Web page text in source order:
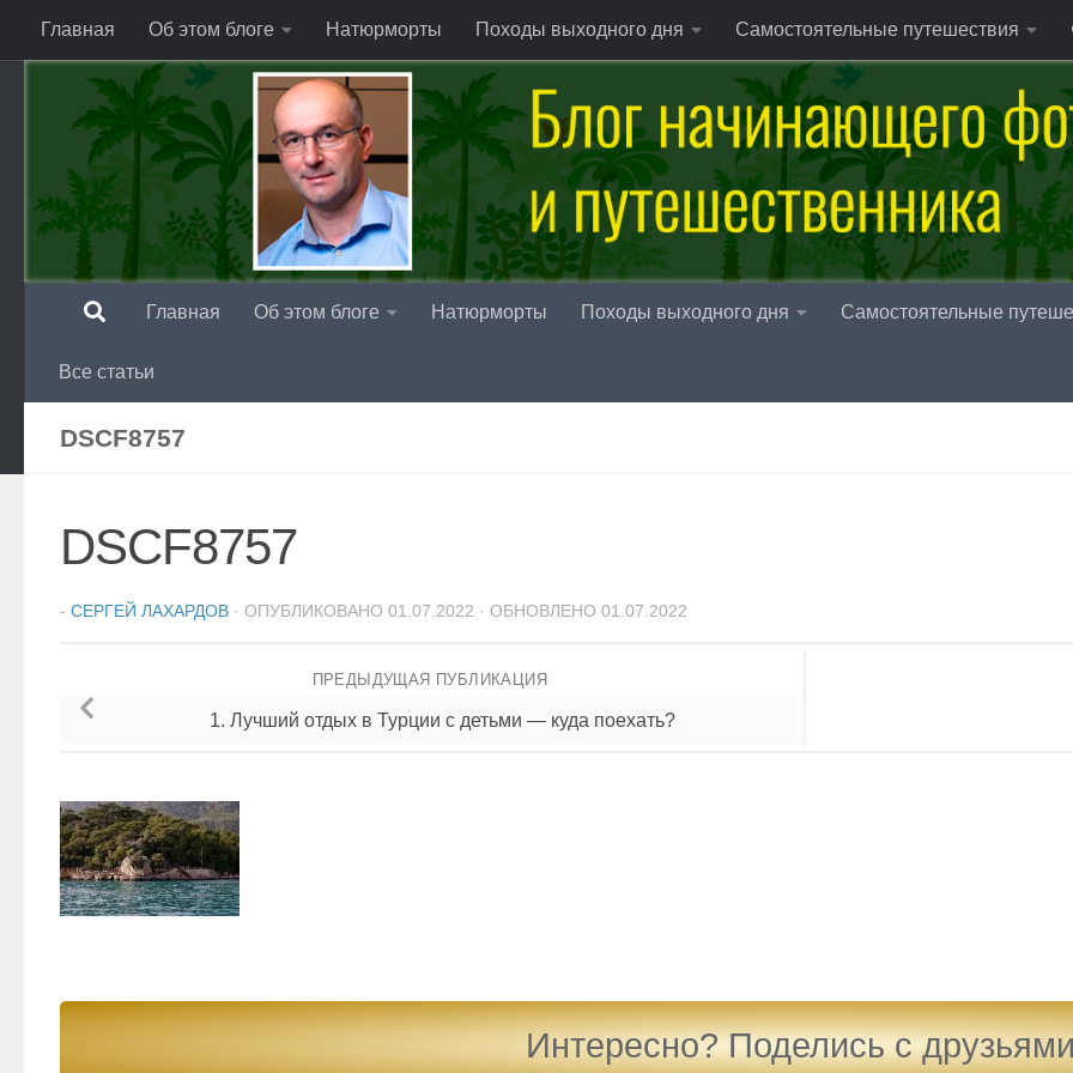
Перейти к содержимому
Главная Об этом блоге Натюрморты Походы выходного дня Самостоятельные путешествия
Главная Об этом блоге Натюрморты Походы выходного дня Самостоятельные
Все статьи
DSCF8757
DSCF8757
- СЕРГЕЙ ЛАХАРДОВ · ОПУБЛИКОВАНО 01.07.2022 · ОБНОВЛЕНО 01.07.2022
ПРЕДЫДУЩАЯ ПУБЛИКАЦИЯ
1. Лучший отдых в Турции с детьми — куда поехать?
Интересно? Поделись с